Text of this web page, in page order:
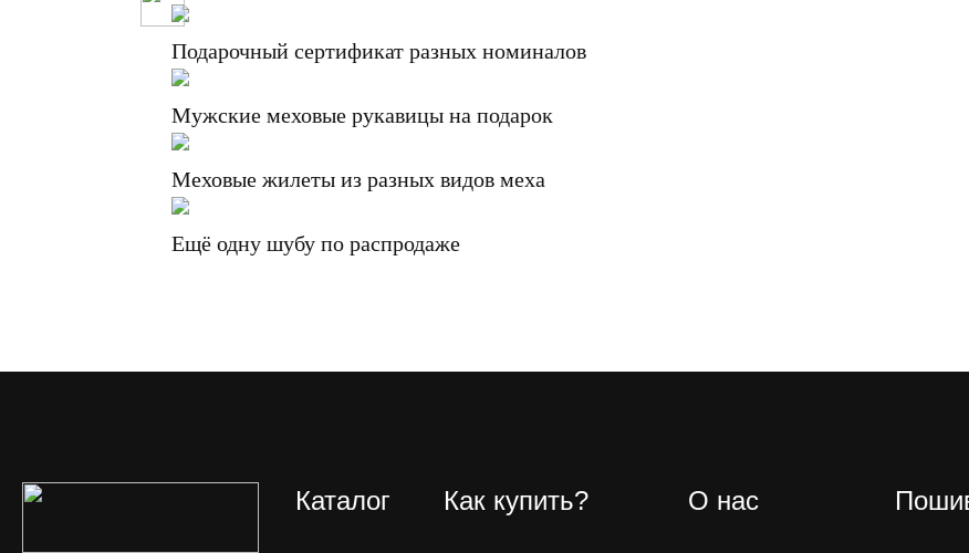
Подарочный сертификат разных номиналов
Мужские меховые рукавицы на подарок
Меховые жилеты из разных видов меха
Ещё одну шубу по распродаже
Каталог Как купить? О нас